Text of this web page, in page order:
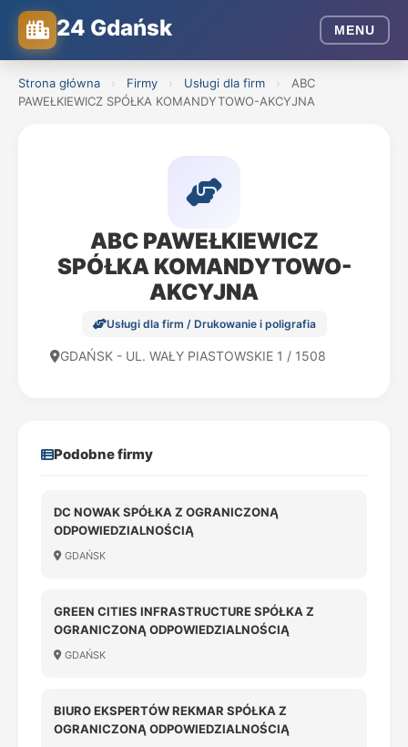
24 Gdańsk MENU
Strona główna › Firmy › Usługi dla firm ›
ABC
PAWEŁKIEWICZ SPÓŁKA KOMANDYTOWO-AKCYJNA
ABC PAWEŁKIEWICZ
SPÓŁKA KOMANDYTOWO-
AKCYJNA
Usługi dla firm / Drukowanie i poligrafia
GDAŃSK - UL. WAŁY PIASTOWSKIE 1 / 1508
Podobne firmy
DC NOWAK SPÓŁKA Z OGRANICZONĄ
ODPOWIEDZIALNOŚCIĄ
GDAŃSK
GREEN CITIES INFRASTRUCTURE SPÓŁKA Z
OGRANICZONĄ ODPOWIEDZIALNOŚCIĄ
GDAŃSK
BIURO EKSPERTÓW REKMAR SPÓŁKA Z
OGRANICZONĄ ODPOWIEDZIALNOŚCIĄ